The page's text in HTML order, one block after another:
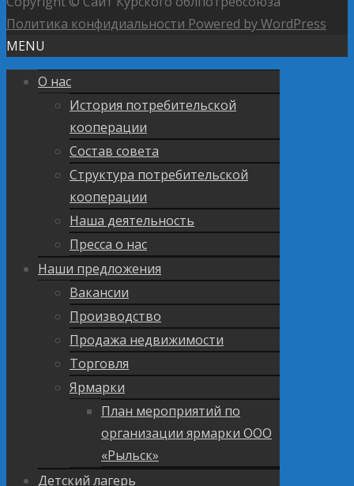
Политика конфидиальности Powered by WordPress
MENU
О нас
История потребительской
кооперации
Состав совета
Структура потребительской
кооперации
Наша деятельность
Пресса о нас
Наши предложения
Вакансии
Производство
Продажа недвижимости
Торговля
Ярмарки
План мероприятий по
организации ярмарки ООО
«Рыльск»
Детский лагерь